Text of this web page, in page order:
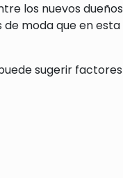
los nuevos dueños
moda que en esta
sugerir factores